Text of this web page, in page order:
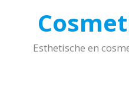
Esthetische en